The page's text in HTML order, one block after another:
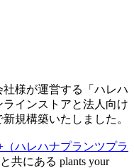
様が運営する「ハレハ
インストアと法人向け
規構築いたしました。
（ハレハナプランツプラ
共にある plants your